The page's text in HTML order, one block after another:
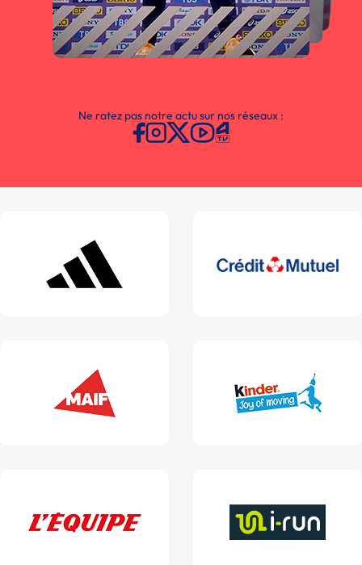
Ne ratez pas notre actu sur nos réseaux :